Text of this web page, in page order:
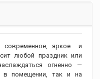
современное, яркое и
любой праздник или
огненно —
в помещении, так и на